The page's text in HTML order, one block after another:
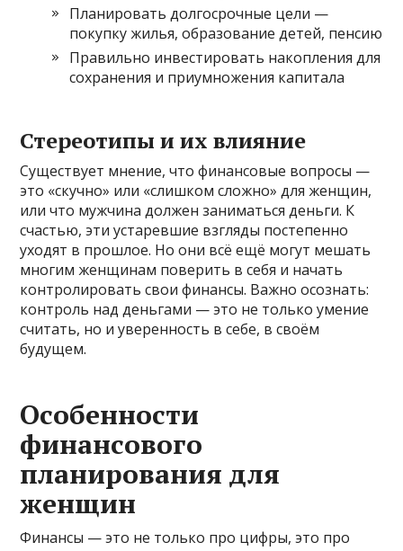
Планировать долгосрочные цели —
покупку жилья, образование детей, пенсию
Правильно инвестировать накопления для
сохранения и приумножения капитала
Стереотипы и их влияние
Существует мнение, что финансовые вопросы —
это «скучно» или «слишком сложно» для женщин,
или что мужчина должен заниматься деньги. К
счастью, эти устаревшие взгляды постепенно
уходят в прошлое. Но они всё ещё могут мешать
многим женщинам поверить в себя и начать
контролировать свои финансы. Важно осознать:
контроль над деньгами — это не только умение
считать, но и уверенность в себе, в своём
будущем.
Особенности
финансового
планирования для
женщин
Финансы — это не только про цифры, это про